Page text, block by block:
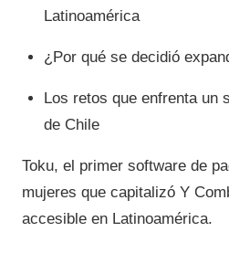
Latinoamérica
¿Por qué se decidió
Los retos que enfrenta un
de Chile
Toku, el primer software de
mujeres que capitalizó Y
accesible en Latinoamérica.